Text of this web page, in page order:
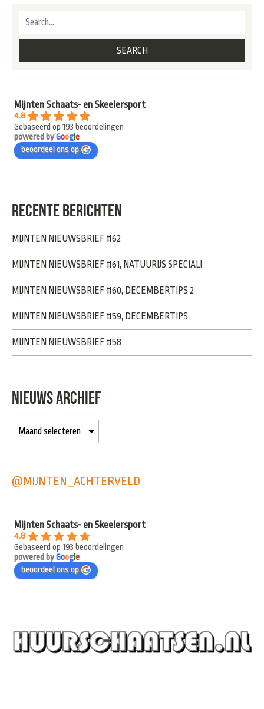
Mijnten Schaats- en Skeelersport
4.8
Gebaseerd op 193 beoordelingen
powered byGooge
beoordeel ons op
RECENTE BERICHTEN
MIJNTEN NIEUWSBRIEF #62
MIJNTEN NIEUWSBRIEF #61, NATUURIJS SPECIAL!
MIJNTEN NIEUWSBRIEF #60, DECEMBERTIPS 2
MIJNTEN NIEUWSBRIEF #59, DECEMBERTIPS
MIJNTEN NIEUWSBRIEF #58
NIEUWS ARCHIEF
@MIJNTEN_ACHTERVELD
Mijnten Schaats- en Skeelersport
4.8
Gebaseerd op 193 beoordelingen
powered byGooge
beoordeel ons op